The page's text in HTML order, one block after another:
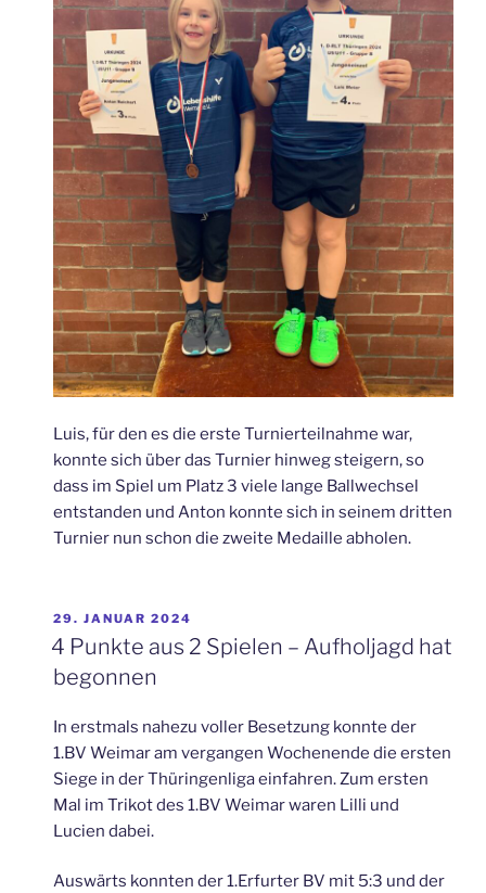
Luis, für den es die erste Turnierteilnahme war,
konnte sich über das Turnier hinweg steigern, so
dass im Spiel um Platz 3 viele lange Ballwechsel
entstanden und Anton konnte sich in seinem dritten
Turnier nun schon die zweite Medaille abholen.
VERÖFFENTLICHT
AM
29. JANUAR 2024
4 Punkte aus 2 Spielen – Aufholjagd hat
begonnen
In erstmals nahezu voller Besetzung konnte der
1.BV Weimar am vergangen Wochenende die ersten
Siege in der Thüringenliga einfahren. Zum ersten
Mal im Trikot des 1.BV Weimar waren Lilli und
Lucien dabei.
Auswärts konnten der 1.Erfurter BV mit 5:3 und der